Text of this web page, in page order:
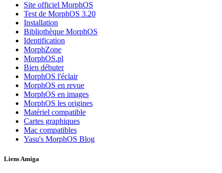
Site officiel MorphOS
Test de MorphOS 3.20
Installation
Bibliothèque MorphOS
Identification
MorphZone
MorphOS.pl
Bien débuter
MorphOS l'éclair
MorphOS en revue
MorphOS en images
MorphOS les origines
Matériel compatible
Cartes graphiques
Mac compatibles
Yasu's MorphOS Blog
Liens Amiga